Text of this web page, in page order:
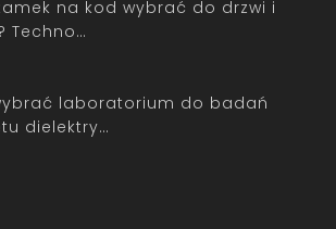
na kod wybrać do drzwi i
Techno…
laboratorium do badań
dielektry…